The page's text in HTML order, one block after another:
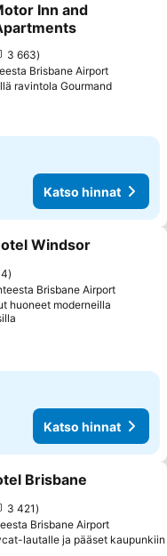
Inn and
3 663
Brisbane Airport
ravintola Gourmand
Katso hinnat
Windsor
Brisbane Airport
huoneet moderneilla
Katso hinnat
Brisbane
3 421
Brisbane Airport
lautalle ja pääset kaupunkiin